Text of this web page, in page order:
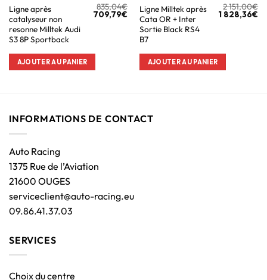
Ligne après
catalyseur non
resonne Milltek Audi
S3 8P Sportback
835,04€
709,79€
AJOUTER AU PANIER
Ligne Milltek après
Cata OR + Inter
Sortie Black RS4
B7
2 151,00€
1 828,36€
AJOUTER AU PANIER
INFORMATIONS DE CONTACT
Auto Racing
1375 Rue de l’Aviation
21600 OUGES
serviceclient@auto-racing.eu
09.86.41.37.03
SERVICES
Choix du centre